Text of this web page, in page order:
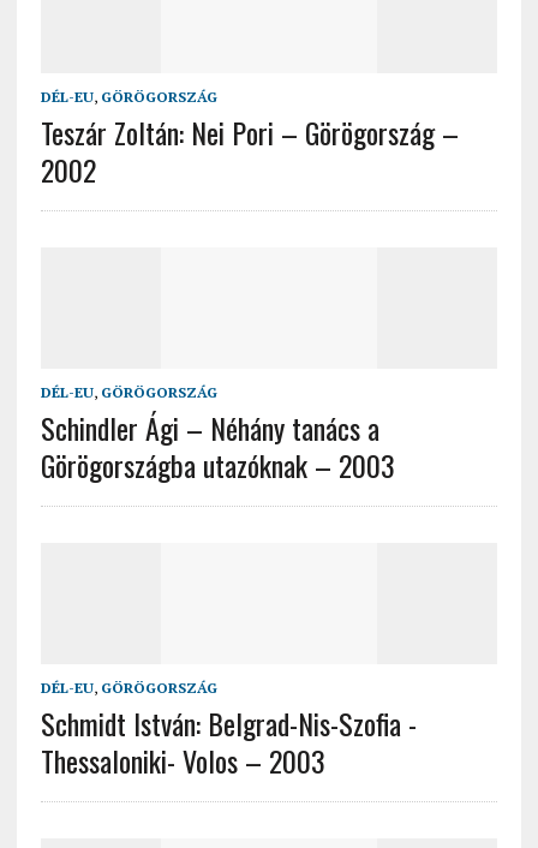
DÉL-EU, GÖRÖGORSZÁG
Teszár Zoltán: Nei Pori – Görögország –
2002
DÉL-EU, GÖRÖGORSZÁG
Schindler Ági – Néhány tanács a
Görögországba utazóknak – 2003
DÉL-EU, GÖRÖGORSZÁG
Schmidt István: Belgrad-Nis-Szofia -
Thessaloniki- Volos – 2003